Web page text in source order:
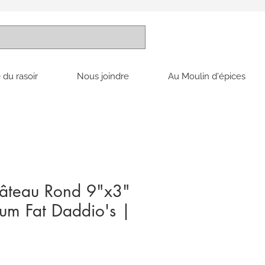
rasoir Nous joindre Au Moulin d'épices
Rond 9"x3"
Fat Daddio's |